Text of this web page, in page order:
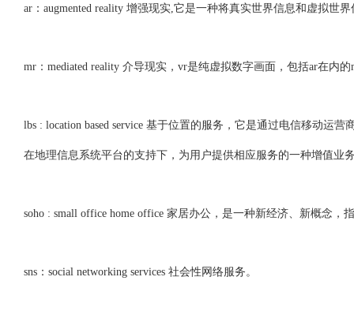
ar：augmented reality 增强现实,它是一种将真实世界信息和虚拟世
mr：mediated reality 介导现实，vr是纯虚拟数字画面，包括ar在内
lbs : location based service 基于位置的服务，它是通过电信移动运
在地理信息系统平台的支持下，为用户提供相应服务的一种增值业
soho : small office home office 家居办公，是一种新经济、新概念，
sns：social networking services 社会性网络服务。